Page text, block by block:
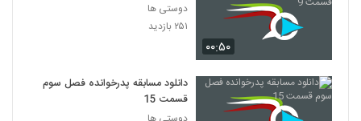
۰۰:۵۰
دوستی ها
۲۵۱ بازدید
دانلود مسابقه پدرخوانده فصل سوم
قسمت 15